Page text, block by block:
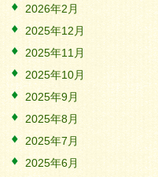
2026年2月
2025年12月
2025年11月
2025年10月
2025年9月
2025年8月
2025年7月
2025年6月